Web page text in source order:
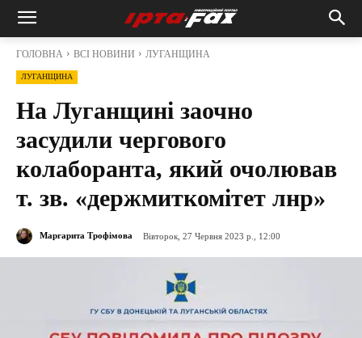
ГОЛОВНА ВСІ НОВИНИ ЛУГАНЩИНА
ЛУГАНЩИНА
На Луганщині заочно
засудили чергового
колаборанта, який очолював
т. зв. «держмиткомітет лнр»
Маргарита Трофімова Вівторок, 27 Червня 2023 р., 12:00